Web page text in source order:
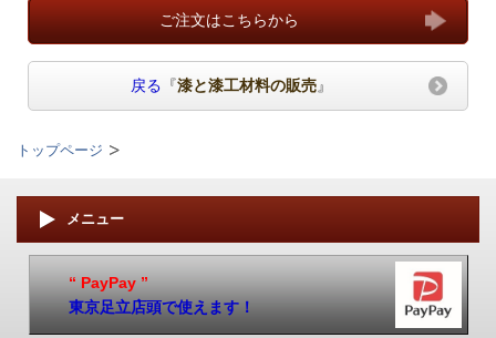
ご注文はこちらから
戻る 『漆と漆工材料の販売』
トップページ
メニュー
“ PayPay ”
東京足立店頭で使えます！